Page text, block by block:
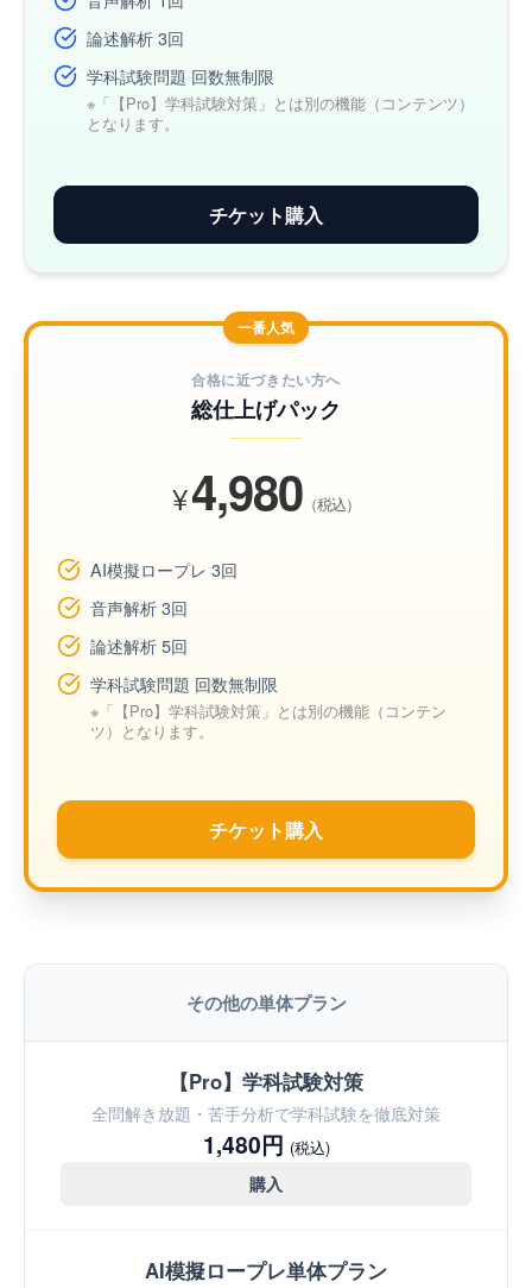
論述解析 3回
学科試験問題 回数無制限
※「【Pro】学科試験対策」とは別の機能（コンテンツ）
となります。
チケット購入
一番人気
合格に近づきたい方へ
総仕上げパック
¥4,980 （税込）
AI模擬ロープレ 3回
音声解析 3回
論述解析 5回
学科試験問題 回数無制限
※「【Pro】学科試験対策」とは別の機能（コンテン
ツ）となります。
チケット購入
その他の単体プラン
【Pro】学科試験対策
全問解き放題・苦手分析で学科試験を徹底対策
1,480円 (税込)
購入
AI模擬ロープレ単体プラン